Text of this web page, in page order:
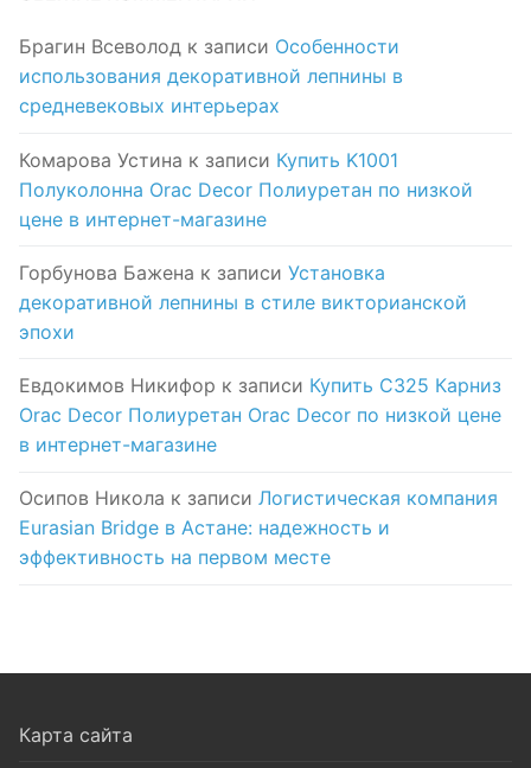
Брагин Всеволод к записи Особенности
использования декоративной лепнины в
средневековых интерьерах
Комарова Устина к записи Купить K1001
Полуколонна Orac Decor Полиуретан по низкой
цене в интернет-магазине
Горбунова Бажена к записи Установка
декоративной лепнины в стиле викторианской
эпохи
Евдокимов Никифор к записи Купить C325 Карниз
Orac Decor Полиуретан Orac Decor по низкой цене
в интернет-магазине
Осипов Никола к записи Логистическая компания
Eurasian Bridge в Астане: надежность и
эффективность на первом месте
Карта сайта